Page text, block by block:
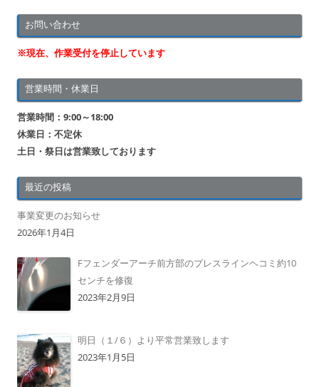
お問い合わせ
※現在、作業受付を停止しています
営業時間・休業日
営業時間：9:00～18:00
休業日：不定休
土日・祭日は営業致しております
最近の投稿
事業変更のお知らせ
2026年1月4日
Fフェンダーアーチ前方部のプレスラインヘコミ約10
センチを修復
2023年2月9日
明日（１/６）より平常営業致します
2023年1月5日